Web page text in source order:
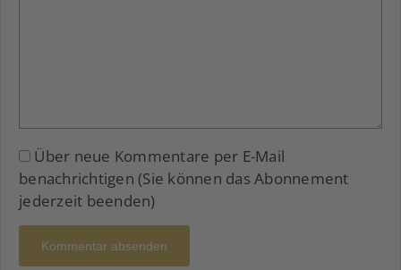
Über neue Kommentare per E-Mail
benachrichtigen (Sie können das Abonnement
jederzeit beenden)
Kommentar absenden